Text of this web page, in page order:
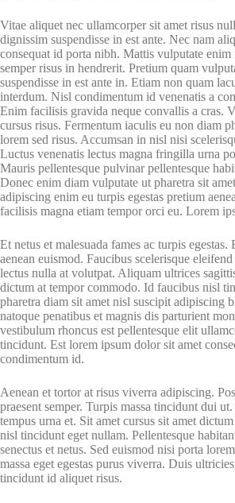
Vitae aliquet nec ullamcorper sit amet risus
dignissim suspendisse in est ante. Nec nam
consequat id porta nibh. Mattis vulputate
semper risus in hendrerit. Pretium quam
suspendisse in est ante in. Etiam non quam
interdum. Nisl condimentum id venenatis a
Enim facilisis gravida neque convallis a cras.
cursus risus. Fermentum iaculis eu non diam
lorem sed risus. Accumsan in nisl nisi
Luctus venenatis lectus magna fringilla urna
Mauris pellentesque pulvinar pellentesque
Donec enim diam vulputate ut pharetra sit
adipiscing enim eu turpis egestas pretium
facilisis magna etiam tempor orci eu. Lorem
Et netus et malesuada fames ac turpis
aenean euismod. Faucibus scelerisque
lectus nulla at volutpat. Aliquam ultrices
dictum at tempor commodo. Id faucibus nisl
pharetra diam sit amet nisl suscipit adipiscing
natoque penatibus et magnis dis parturient
vestibulum rhoncus est pellentesque elit
tincidunt. Est lorem ipsum dolor sit amet
condimentum id.
Aenean et tortor at risus viverra adipiscing.
praesent semper. Turpis massa tincidunt dui ut.
tempus urna et. Sit amet cursus sit amet
nisl tincidunt eget nullam. Pellentesque
senectus et netus. Sed euismod nisi porta
massa eget egestas purus viverra. Duis
tincidunt id aliquet risus.